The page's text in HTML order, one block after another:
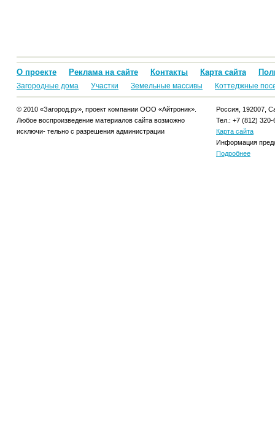
О проекте Реклама на сайте Контакты Карта сайта
Загородные дома Участки Земельные массивы Коттеджные
© 2010 «Загород.ру», проект компании ООО «Айтроник».
Любое воспроизведение материалов сайта возможно
исключи- тельно с разрешения администрации
Россия, 192007,
Тел.: +7 (812) 320-
Карта сайта
Информация
Подробнее